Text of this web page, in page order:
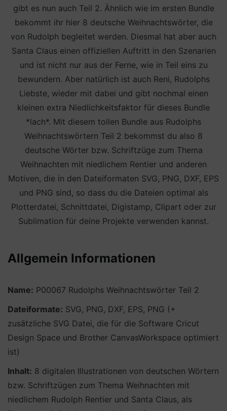
gibt es nun auch Teil 2. Ähnlich wie im ersten Bundle
bekommt ihr hier 8 deutsche Weihnachtswörter, die
von Rudolph begleitet werden. Diesmal hat aber auch
Santa Claus einen offiziellen Auftritt in den Szenarien
und ist nicht nur aus der Ferne, wie in Teil eins zu
bewundern. Aber natürlich ist auch Reni, Rudolphs
Liebste, wieder mit dabei und gibt nochmal einen
kleinen extra Niedlichkeitsfaktor für dieses Bundle
*lach*. Mit diesem tollen Bundle aus Rudolphs
Weihnachtswörtern Teil 2 bekommst du also 8
deutsche Wörter bzw. Schriftzüge zum Thema
Weihnachten mit niedlichem Rentier und anderen
Motiven, die in den Dateiformaten SVG, PNG, DXF, EPS
und PNG sind, so dass du die Dateien optimal als
Plotterdatei, Schnittdatei, Digistamp, Clipart oder zur
Sublimation für deine Projekte verwenden kannst.
Allgemein Informationen
Name: P00067 Rudolphs Weihnachtswörter Teil 2
Dateiformate: SVG, PNG, DXF, EPS, PNG (+
zusätzliche SVG Datei, die für die Software Cricut
Design Space und Brother CanvasWorkspace optimiert
ist)
Inhalt: 8 digitalen Illustrationen von deutschen Wörtern
bzw. Schriftzügen zum Thema Weihnachten mit
niedlichem Rudolph Rentier und Santa Claus, als